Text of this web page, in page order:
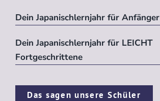
Dein Japanischlernjahr für Anfänger
Dein Japanischlernjahr für LEICHT
Fortgeschrittene
Das sagen unsere Schüler